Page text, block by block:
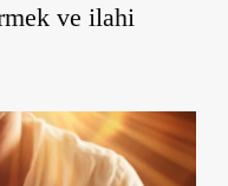
ve ilahi